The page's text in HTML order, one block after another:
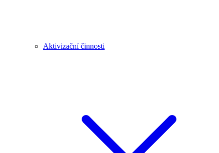
Aktivizační činnosti